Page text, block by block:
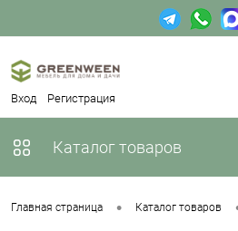
Вход Регистрация
доступа к
Каталог товаров
Главная страница • Каталог товаров